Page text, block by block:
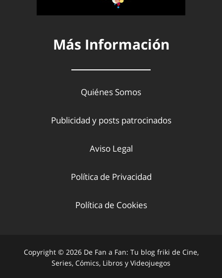
Más Información
Quiénes Somos
Publicidad y posts patrocinados
Aviso Legal
Política de Privacidad
Política de Cookies
Copyright © 2026 De Fan a Fan: Tu blog friki de Cine,
Series, Cómics, Libros y Videojuegos